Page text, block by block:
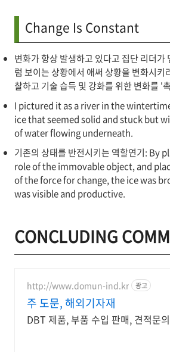
Change Is Constant
변화가 항상 발생하고 있다고 집단 리더가
럼 보이는 상황에서 애써 상황을 변화시키
찰하고 기술 습득 및 강화를 위한 변화를 '
I pictured it as a river in the
ice that seemed solid and stuck but
of water flowing underneath.
기존의 상태를 반전시키는 역할연기: By
role of the immovable object, and
of the force for change, the ice was
was visible and productive.
CONCLUDING
http://www.domun-ind.kr 광고
주 도문, 해외기자재
DBT 제품, 부품 수입 판매, 견적문